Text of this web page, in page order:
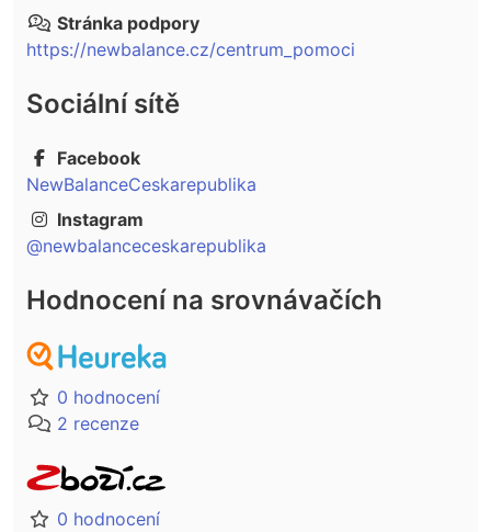
Stránka podpory
https://newbalance.cz/centrum_pomoci
Sociální sítě
Facebook
NewBalanceCeskarepublika
Instagram
@newbalanceceskarepublika
Hodnocení na srovnávačích
0 hodnocení
2 recenze
0 hodnocení